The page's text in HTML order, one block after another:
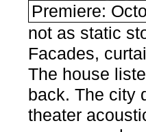
Premiere:
not as static
Facades,
The house
back. The city
theater